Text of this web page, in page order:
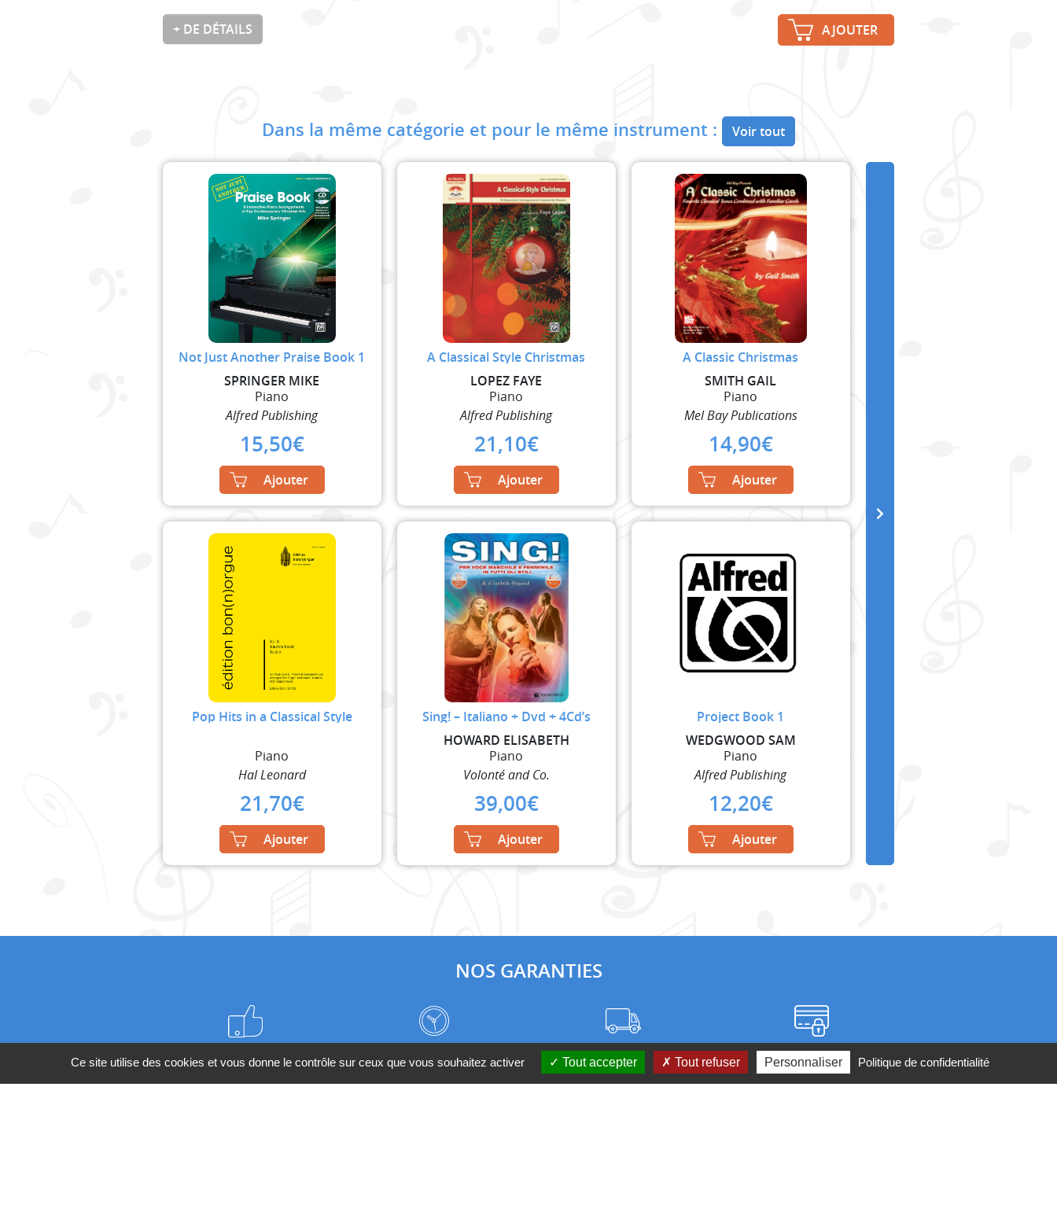
+ DE DÉTAILS AJOUTER
Dans la même catégorie et pour le même instrument : Voir tout
Not Just Another Praise Book 1
SPRINGER MIKE
Piano
Alfred Publishing
15,50€
Ajouter
A Classical Style Christmas
LOPEZ FAYE
Piano
Alfred Publishing
21,10€
Ajouter
A Classic Christmas
SMITH GAIL
Piano
Mel Bay Publications
14,90€
Ajouter
Pop Hits in a Classical Style
Piano
Hal Leonard
21,70€
Ajouter
Sing! – Italiano + Dvd + 4Cd’s
HOWARD ELISABETH
Piano
Volonté and Co.
39,00€
Ajouter
Project Book 1
WEDGWOOD SAM
Piano
Alfred Publishing
12,20€
Ajouter
NOS GARANTIES
Meilleurs prix du web Frais de port à prix coûtant Paiement sécurisé
Ce site utilise des cookies et vous donne le contrôle sur ceux que vous souhaitez activer Tout accepter Tout refuser Personnaliser Politique de confidentialité